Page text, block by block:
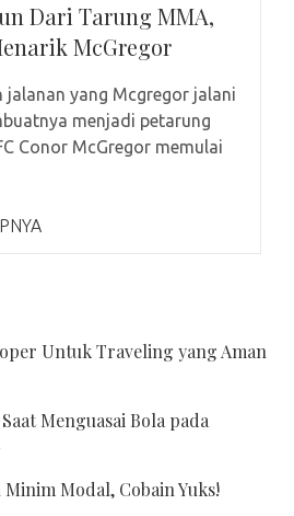
Dari Tarung MMA,
McGregor
jalanan yang Mcgregor jalani
menjadi petarung
Conor McGregor memulai
Untuk Traveling yang Aman
Menguasai Bola pada
Modal, Cobain Yuks!